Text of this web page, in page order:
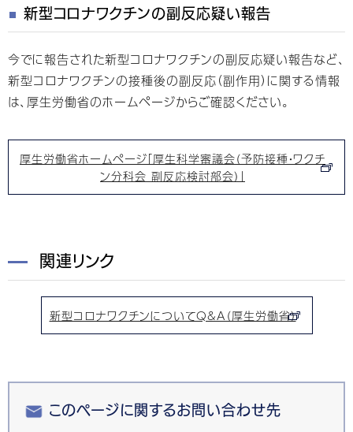
新型コロナワクチンの副反応疑い報告
今でに報告された新型コロナワクチンの副反応疑い報告など、
新型コロナワクチンの接種後の副反応（副作用）に関する情報
は、厚生労働省のホームページからご確認ください。
厚生労働省ホームページ「厚生科学審議会（予防接種・ワクチ
ン分科会 副反応検討部会）」
関連リンク
新型コロナワクチンについてQ&A（厚生労働省）
このページに関するお問い合わせ先